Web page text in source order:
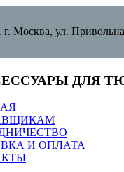
Москва, ул.
ДЛЯ
И ОПЛАТА